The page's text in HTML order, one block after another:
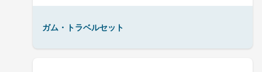
ガム・トラベルセット